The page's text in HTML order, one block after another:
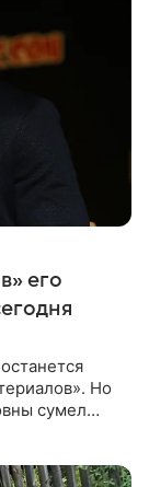
его
Но
сумел